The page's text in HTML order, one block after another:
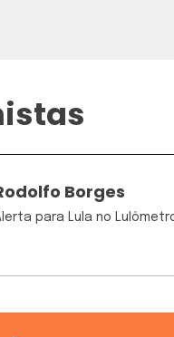
Borges
para Lula no